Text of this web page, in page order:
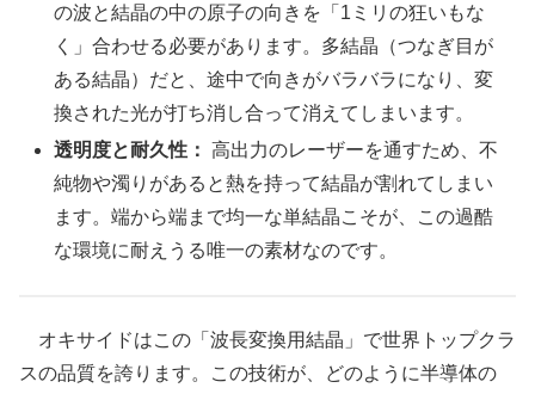
の波と結晶の中の原子の向きを「1ミリの狂いもな
く」合わせる必要があります。多結晶（つなぎ目が
ある結晶）だと、途中で向きがバラバラになり、変
換された光が打ち消し合って消えてしまいます。
透明度と耐久性： 高出力のレーザーを通すため、不
純物や濁りがあると熱を持って結晶が割れてしまい
ます。端から端まで均一な単結晶こそが、この過酷
な環境に耐えうる唯一の素材なのです。
オキサイドはこの「波長変換用結晶」で世界トップクラ
スの品質を誇ります。この技術が、どのように半導体の